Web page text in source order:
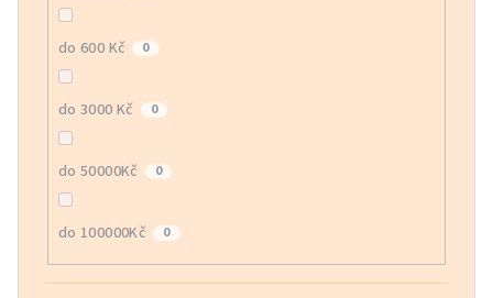
do 600 Kč 0
do 3000 Kč 0
do 50000Kč 0
do 100000Kč 0